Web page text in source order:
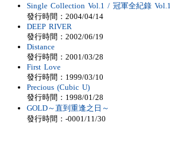
Single Collection Vol.1 / 冠軍全紀錄 Vol.1
發行時間：2004/04/14
DEEP RIVER
發行時間：2002/06/19
Distance
發行時間：2001/03/28
First Love
發行時間：1999/03/10
Precious (Cubic U)
發行時間：1998/01/28
GOLD～直到重逢之日～
發行時間：-0001/11/30